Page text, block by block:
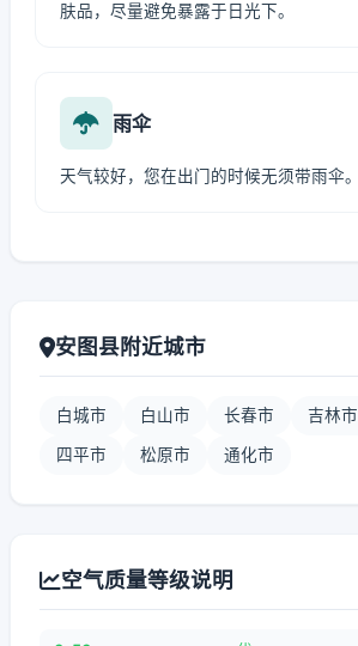
肤品，尽量避免暴露于日光下。
雨伞
天气较好，您在出门的时候无须带雨伞。
安图县附近城市
白城市 白山市 长春市 吉林市
四平市 松原市 通化市
空气质量等级说明